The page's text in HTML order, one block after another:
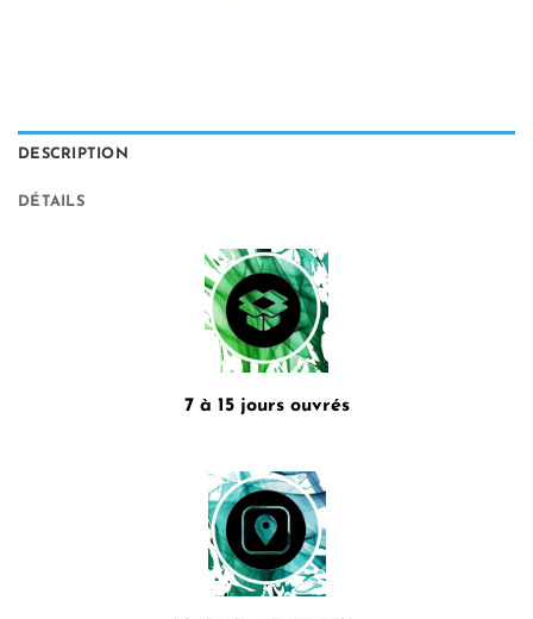
DESCRIPTION
DÉTAILS
7 à 15 jours ouvrés